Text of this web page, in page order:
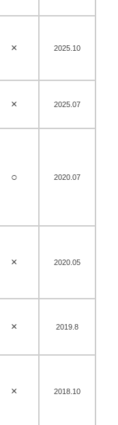
× 2025.10
× 2025.07
○ 2020.07
× 2020.05
× 2019.8
× 2018.10